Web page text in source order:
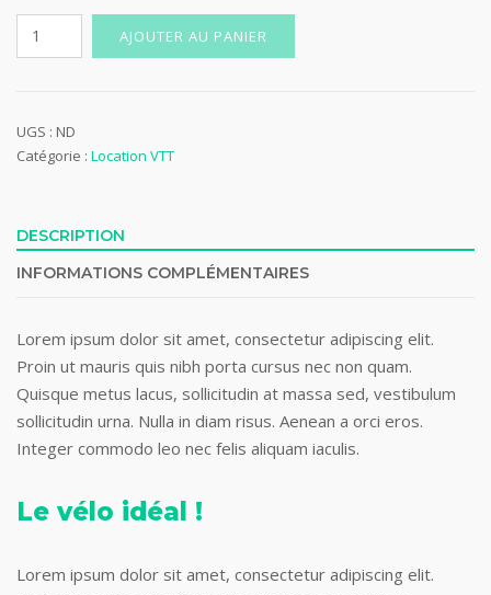
quantité
de
Enduro
AJOUTER AU PANIER
UGS : ND
Catégorie : Location VTT
DESCRIPTION
INFORMATIONS COMPLÉMENTAIRES
Lorem ipsum dolor sit amet, consectetur adipiscing elit.
Proin ut mauris quis nibh porta cursus nec non quam.
Quisque metus lacus, sollicitudin at massa sed, vestibulum
sollicitudin urna. Nulla in diam risus. Aenean a orci eros.
Integer commodo leo nec felis aliquam iaculis.
Le vélo idéal !
Lorem ipsum dolor sit amet, consectetur adipiscing elit.